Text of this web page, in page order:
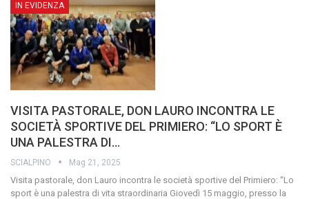
IN EVIDENZA
VISITA PASTORALE, DON LAURO INCONTRA LE
SOCIETÀ SPORTIVE DEL PRIMIERO: “LO SPORT È
UNA PALESTRA DI…
SCIALPINO Mag 21, 2025
Visita pastorale, don Lauro incontra le società sportive del Primiero: “Lo
sport è una palestra di vita straordinaria Giovedì 15 maggio, presso la